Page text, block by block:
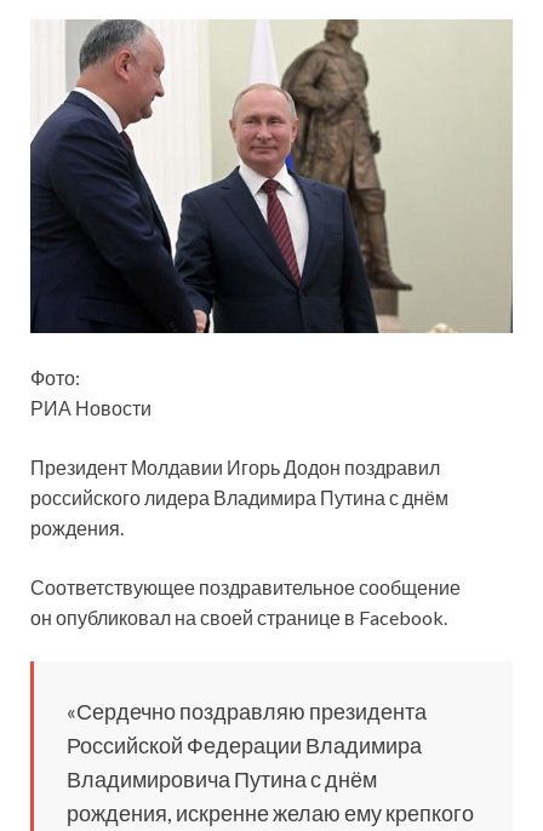
Фото:
РИА Новости
Президент Молдавии Игорь Додон поздравил
российского лидера Владимира Путина с днём
рождения.
Соответствующее поздравительное сообщение
он опубликовал на своей странице в Facebook.
«Сердечно поздравляю президента
Российской Федерации Владимира
Владимировича Путина с днём
рождения, искренне желаю ему крепкого